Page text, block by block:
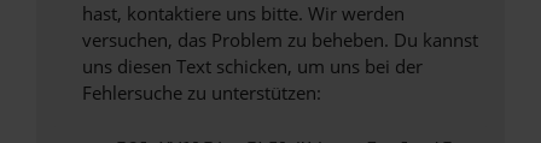
hast, kontaktiere uns bitte. Wir werden
versuchen, das Problem zu beheben. Du kannst
uns diesen Text schicken, um uns bei der
Fehlersuche zu unterstützen: